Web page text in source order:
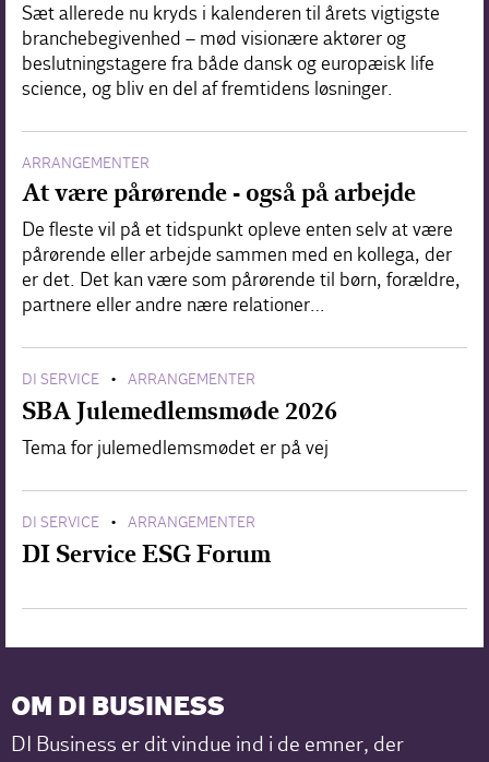
Sæt allerede nu kryds i kalenderen til årets vigtigste
branchebegivenhed – mød visionære aktører og
beslutningstagere fra både dansk og europæisk life
science, og bliv en del af fremtidens løsninger.
ARRANGEMENTER
At være pårørende - også på arbejde
De fleste vil på et tidspunkt opleve enten selv at være
pårørende eller arbejde sammen med en kollega, der
er det. Det kan være som pårørende til børn, forældre,
partnere eller andre nære relationer…
DI SERVICE • ARRANGEMENTER
SBA Julemedlemsmøde 2026
Tema for julemedlemsmødet er på vej
DI SERVICE • ARRANGEMENTER
DI Service ESG Forum
OM DI BUSINESS
DI Business er dit vindue ind i de emner, der